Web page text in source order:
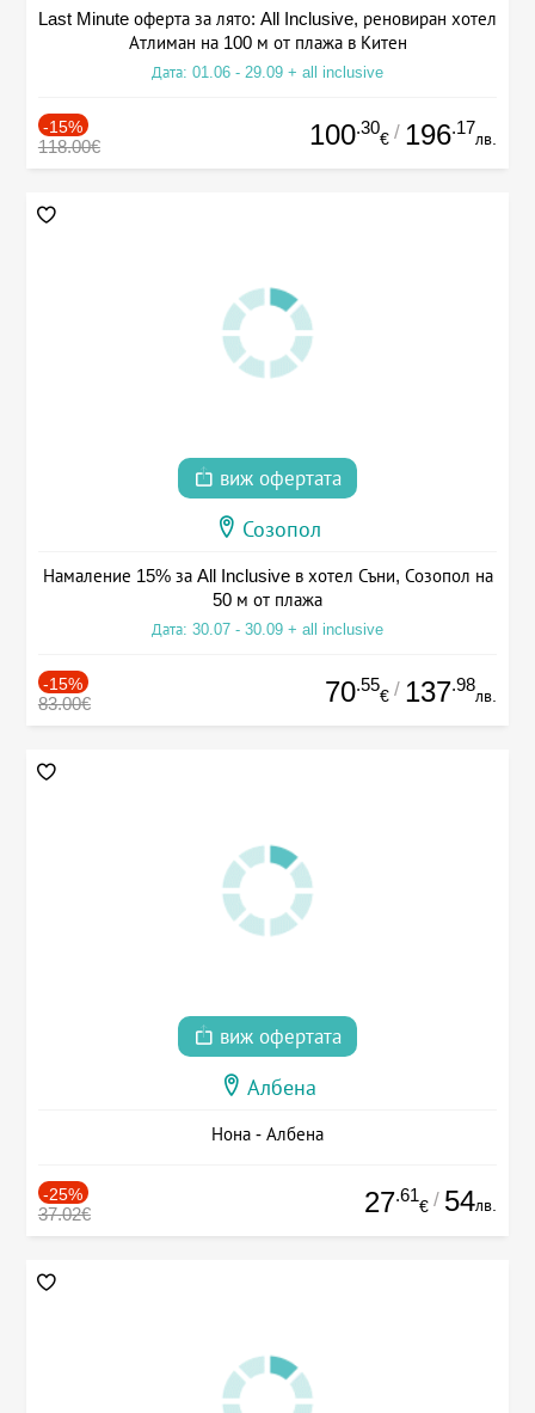
Last Minute оферта за лято: All Inclusive, реновиран хотел
Атлиман на 100 м от плажа в Китен
Дата: 01.06 - 29.09 + all inclusive
-15%
118.00€ 100.30
€ / 196.17
лв.
виж офертата
Созопол
Намаление 15% за All Inclusive в хотел Съни, Созопол на
50 м от плажа
Дата: 30.07 - 30.09 + all inclusive
-15%
83.00€ 70.55
€ / 137.98
лв.
виж офертата
Албена
Нона - Албена
-25%
37.02€ 27.61
€ / 54лв.